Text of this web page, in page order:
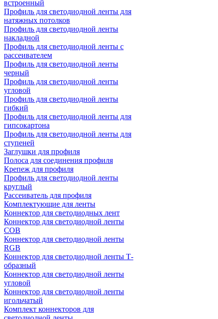
встроенный
Профиль для светодиодной ленты для
натяжных потолков
Профиль для светодиодной ленты
накладной
Профиль для светодиодной ленты с
рассеивателем
Профиль для светодиодной ленты
черный
Профиль для светодиодной ленты
угловой
Профиль для светодиодной ленты
гибкий
Профиль для светодиодной ленты для
гипсокартона
Профиль для светодиодной ленты для
ступеней
Заглушки для профиля
Полоса для соединения профиля
Крепеж для профиля
Профиль для светодиодной ленты
круглый
Рассеиватель для профиля
Комплектующие для ленты
Коннектор для светодиодных лент
Коннектор для светодиодной ленты
COB
Коннектор для светодиодной ленты
RGB
Коннектор для светодиодной ленты Т-
образный
Коннектор для светодиодной ленты
угловой
Коннектор для светодиодной ленты
игольчатый
Комплект коннекторов для